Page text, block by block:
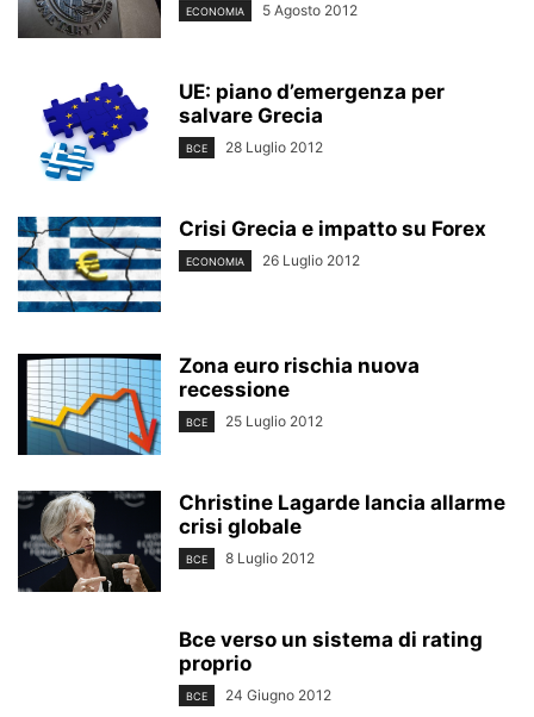
ECONOMIA 5 Agosto 2012
UE: piano d’emergenza per
salvare Grecia
BCE 28 Luglio 2012
Crisi Grecia e impatto su Forex
ECONOMIA 26 Luglio 2012
Zona euro rischia nuova
recessione
BCE 25 Luglio 2012
Christine Lagarde lancia allarme
crisi globale
BCE 8 Luglio 2012
Bce verso un sistema di rating
proprio
BCE 24 Giugno 2012